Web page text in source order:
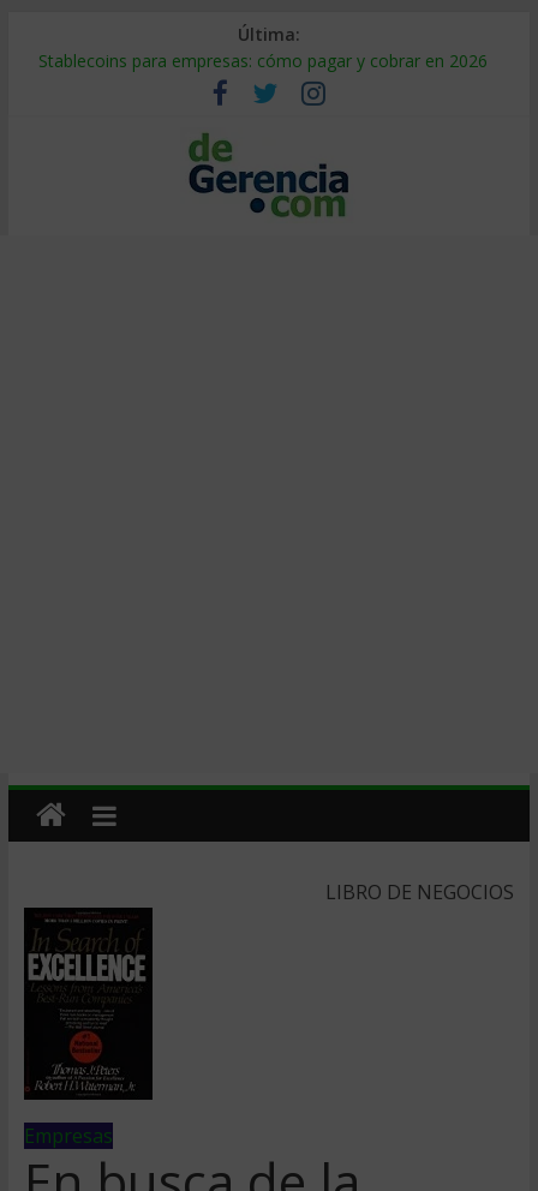
Última:
Stablecoins para empresas: cómo pagar y cobrar en 2026
Despido silencioso: qué es y por qué sale tan caro
IA en selección de personal: cómo auditarla a tiempo
Trabajo forzoso en la cadena de suministro: qué hacer
Mercado hispano de EE. UU.: cómo segmentarlo y venderle
LIBRO DE NEGOCIOS
Empresas